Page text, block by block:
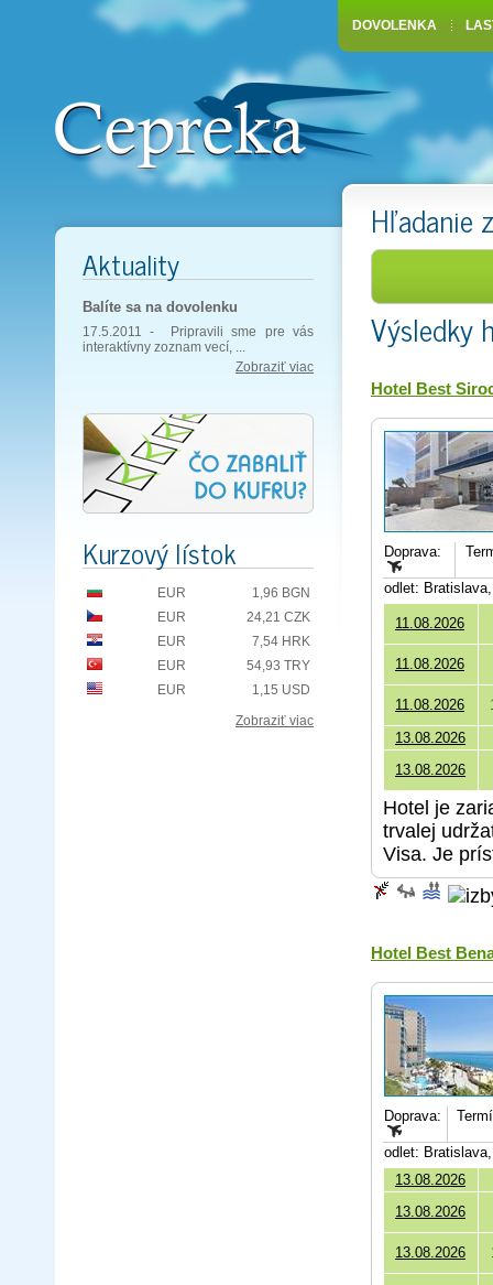
Hľadanie
Výsledky
Hotel Best
Doprava:
odlet:
11.08.2026
11.08.2026
11.08.2026
13.08.2026
13.08.2026
Hotel je
trvalej
Visa. Je
Hotel Best
Doprava:
odlet:
13.08.2026
13.08.2026
13.08.2026
Aktuality
Balíte sa na dovolenku
17.5.2011 - Pripravili sme pre vás
interaktívny zoznam vecí, ...
Zobraziť viac
Kurzový lístok
EUR
1,96 BGN
EUR
24,21 CZK
EUR
7,54 HRK
EUR
54,93 TRY
EUR
1,15 USD
Zobraziť viac
DOVOLENKA